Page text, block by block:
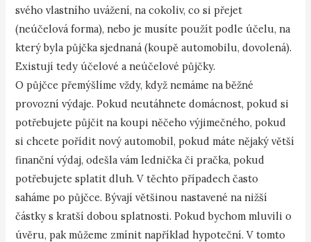
svého vlastního uvážení, na cokoliv, co si přejet
(neúčelová forma), nebo je musíte použít podle účelu, na
který byla půjčka sjednaná (koupě automobilu, dovolená).
Existují tedy účelové a neúčelové půjčky.
O půjčce přemýšlíme vždy, když nemáme na běžné
provozní výdaje. Pokud neutáhnete domácnost, pokud si
potřebujete půjčit na koupi něčeho výjimečného, pokud
si chcete pořídit nový automobil, pokud máte nějaký větší
finanční výdaj, odešla vám lednička či pračka, pokud
potřebujete splatit dluh. V těchto případech často
saháme po půjčce. Bývají většinou nastavené na nižší
částky s kratší dobou splatnosti. Pokud bychom mluvili o
úvěru, pak můžeme zmínit například hypoteční. V tomto